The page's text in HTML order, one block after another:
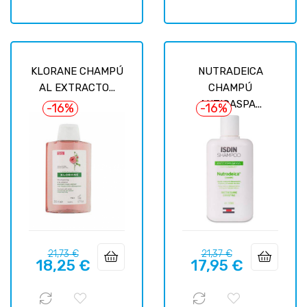
KLORANE CHAMPÚ
AL EXTRACTO...
-16%
Precio
regular
21,73 €Precio
18,25 €
NUTRADEICA
CHAMPÚ
ANTICASPA...
-16%
Precio
regular
21,37 €Precio
17,95 €